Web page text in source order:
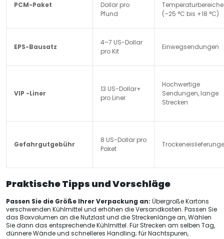
PCM-Paket
Dollar pro
Pfund
Temperaturbereiche
(–25 °C bis +18 °C)
EPS-Bausatz
4–7 US-Dollar
pro Kit
Einwegsendungen
VIP -Liner
13 US-Dollar+
pro Liner
Hochwertige
Sendungen, lange
Strecken
Gefahrgutgebühr
8 US-Dollar pro
Paket
Praktische Tipps und Vorschläge
Passen Sie die Größe Ihrer Verpackung an: Übergroße Kartons
verschwenden Kühlmittel und erhöhen die Versandkosten. Passen Sie
das Boxvolumen an die Nutzlast und die Streckenlänge an, Wählen
Sie dann das entsprechende Kühlmittel. Für Strecken am selben Tag,
dünnere Wände und schnelleres Handling; für Nachtspuren,